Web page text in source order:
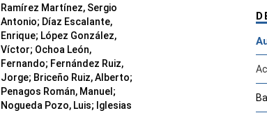
Ramírez Martínez, Sergio
Antonio; Díaz Escalante,
Enrique; López González,
Víctor; Ochoa León,
Fernando; Fernández Ruiz,
Jorge; Briceño Ruiz, Alberto;
Penagos Román, Manuel;
Nogueda Pozo, Luis; Iglesias